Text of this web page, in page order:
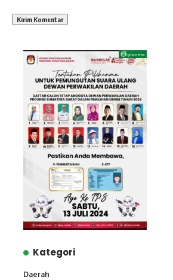
Kategori
Daerah